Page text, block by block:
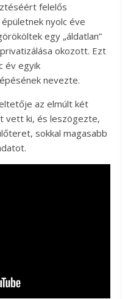
felelős
nyolc éve
egy „áldatlan”
okozott. Ezt
év egyik
nevezte.
az elmúlt két
vett ki, és leszögezte,
sokkal magasabb